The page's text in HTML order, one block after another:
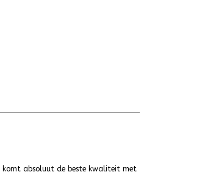
komt absoluut de beste kwaliteit met